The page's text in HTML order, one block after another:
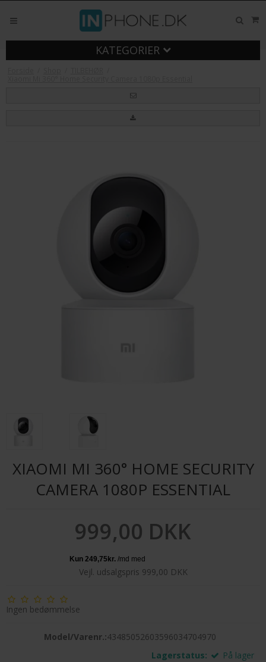
KATEGORIER
XIAOMI MI 360° HOME SECURITY
CAMERA 1080P ESSENTIAL
999,00 DKK
Vejl. udsalgspris 999,00 DKK
Ingen bedømmelse
Model/Varenr.:43485052603596034704970
Lagerstatus:
På lager